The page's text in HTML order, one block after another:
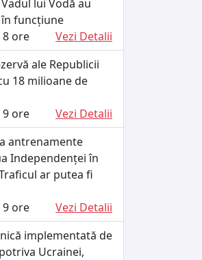
lui Vodă au
funcțiune
ore
Vezi Detalii
ale Republicii
18 milioane de
ore
Vezi Detalii
antrenamente
Independenței în
ar putea fi
ore
Vezi Detalii
implementată de
Ucrainei,